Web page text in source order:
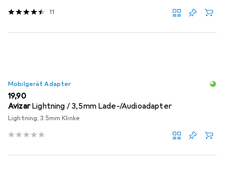
11
Mobilgerät Adapter
EUR
19,90
Avizar Lightning / 3,5mm Lade-/Audioadapter
Lightning, 3.5mm Klinke